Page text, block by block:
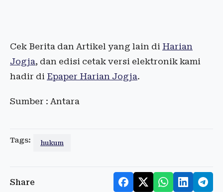
Cek Berita dan Artikel yang lain di Harian
Jogja, dan edisi cetak versi elektronik kami
hadir di Epaper Harian Jogja.
Sumber : Antara
Tags: hukum
Share